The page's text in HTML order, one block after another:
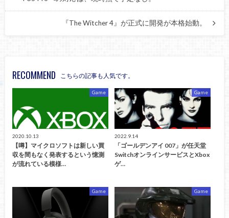
『The Witcher 4』が正式に開発が本格始動。
RECOMMEND こちらの記事も人気です。
Game
2020.10.13
【噂】マイクロソフトは新しい買
収を間もなく発表するという憶測
が流れている模様…
Game
2022.9.14
「ゴールデンアイ 007」が任天堂
SwitchオンラインサービスとXbox
ゲ…
Game Game